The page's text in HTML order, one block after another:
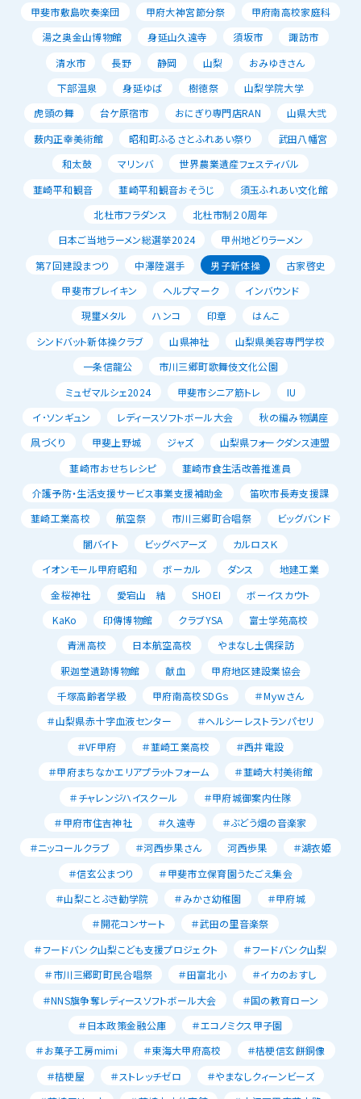
甲斐市敷島吹奏楽団
甲府大神宮節分祭
甲府南高校家庭科
湯之奥金山博物館
身延山久遠寺 須坂市
諏訪市
清水市
長野 静岡 山梨
おみゆきさん
下部温泉
身延ゆば 樹徳祭
山梨学院大学
虎頭の舞
台ケ原宿市 おにぎり専門店RAN
山県大弐
薮内正幸美術館
昭和町ふるさとふれあい祭り
武田八幡宮
和太鼓
マリンバ
世界農業遺産フェスティバル
韮崎平和観音
韮崎平和観音おそうじ
須玉ふれあい文化館
北杜市フラダンス
北杜市制２０周年
日本ご当地ラーメン総選挙2024
甲州地どりラーメン
第７回建設まつり
中澤陸選手 男子新体操
古家啓史
甲斐市ブレイキン
ヘルプマーク
インバウンド
現璽メタル
ハンコ 印章
はんこ
シンドバット新体操クラブ
山県神社
山梨県美容専門学校
一条信龍公
市川三郷町歌舞伎文化公園
ミュゼマルシェ2024
甲斐市シニア筋トレ
IU
イ･ソンギュン
レディースソフトボール大会
秋の編み物講座
凧づくり
甲斐上野城 ジャズ
山梨県フォークダンス連盟
韮崎市おせちレシピ
韮崎市食生活改善推進員
介護予防・生活支援サービス事業支援補助金
笛吹市長寿支援課
韮崎工業高校
航空祭 市川三郷町合唱祭
ビッグバンド
闇バイト
ビッグベアーズ
カルロスＫ
イオンモール甲府昭和
ボーカル ダンス
地建工業
金桜神社
愛宕山 結 SHOEI
ボーイスカウト
KaKo
印傳博物館 クラブYSA
富士学苑高校
青洲高校
日本航空高校
やまなし土偶探訪
釈迦堂遺跡博物館
献血
甲府地区建設業協会
千塚高齢者学級
甲府南高校SDGｓ
＃Mｙwさん
＃山梨県赤十字血液センター
＃ヘルシーレストランパセリ
＃VF甲府
＃韮崎工業高校
＃西井電設
＃甲府まちなかエリアプラットフォーム
＃韮崎大村美術館
＃チャレンジハイスクール
＃甲府城御案内仕隊
＃甲府市住吉神社
＃久遠寺
＃ぶどう畑の音楽家
＃ニッコールクラブ
＃河西歩果さん 河西歩果
＃湖衣姫
＃信玄公まつり
＃甲斐市立保育園うたごえ集会
＃山梨ことぶき勧学院
＃みかさ幼稚園
＃甲府城
＃開花コンサート
＃武田の里音楽祭
＃フードバンク山梨こども支援プロジェクト
＃フードバンク山梨
＃市川三郷町町民合唱祭
＃田富北小
＃イカのおすし
＃NNS旗争奪レディースソフトボール大会
＃国の教育ローン
＃日本政策金融公庫
＃エコノミクス甲子園
＃お菓子工房mimi
＃東海大甲府高校
＃桔梗信玄餅銅像
＃桔梗屋
＃ストレッチゼロ
＃やまなしクィーンビーズ